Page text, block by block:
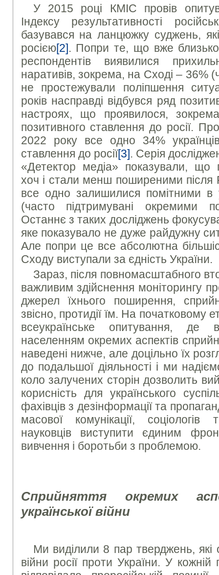
У 2015 році КМІС провів
Індексу результативності
базувався на ланцюжку суджень,
росією[2]. Попри те, що вже
респондентів виявилися
наративів, зокрема, на Сході – 36%
не простежували поліпшення
років насправді відбувся ряд
настроях, що проявилося,
позитивного ставлення до росії.
2022 року все одно 34%
ставлення до росії[3]. Серія
«Детектор медіа» показували, що
хоч і стали менш поширеними після
все одно залишилися помітними в
(часто підтримувані окремими
Останнє з таких досліджень
яке показувало не дуже райдужну
Але попри це все абсолютна
Сходу виступали за єдність України.
Зараз, після повномасштабного
важливим здійснення моніторингу
джерел їхнього поширення,
звісно, протидії їм. На початковому
всеукраїнське опитування, де
населенням окремих аспектів
наведені нижче, але доцільно їх
до подальшої діяльності і ми
коло залучених сторін дозволить
корисність для українського
фахівців з дезінформації та
масової комунікації,
науковців виступити єдиним
вивчення і боротьби з проблемою.
Сприйняття окремих
української війни
Ми виділили 8 пар тверджень, які
війни росії проти України. У